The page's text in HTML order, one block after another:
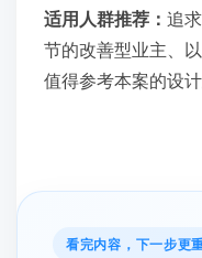
适用人群推荐： 追
节的改善型业主、
值得参考本案的设计
看完内容，下一步更